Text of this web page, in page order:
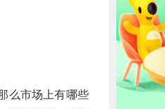
么市场上有哪些